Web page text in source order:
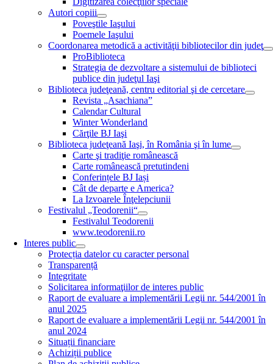
Autori copiii
Poveştile Iaşului
Poemele Iaşului
Coordonarea metodică a activităţii bibliotecilor din judeţ
ProBiblioteca
Strategia de dezvoltare a sistemului de biblioteci
publice din judeţul Iaşi
Biblioteca judeţeană, centru editorial şi de cercetare
Revista „Asachiana”
Calendar Cultural
Winter Wonderland
Cărţile BJ Iaşi
Biblioteca judeţeană Iaşi, în România şi în lume
Carte şi tradiţie românească
Carte românească pretutindeni
Conferințele BJ Iași
Cât de departe e America?
La Izvoarele Înţelepciunii
Festivalul „Teodorenii“
Festivalul Teodorenii
www.teodorenii.ro
Interes public
Protecția datelor cu caracter personal
Transparență
Integritate
Solicitarea informaţiilor de interes public
Raport de evaluare a implementării Legii nr. 544/2001 în
anul 2025
Raport de evaluare a implementării Legii nr. 544/2001 în
anul 2024
Situații financiare
Achiziții publice